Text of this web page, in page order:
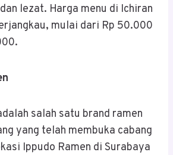
lezat. Harga menu di Ichiran
mulai dari Rp 50.000
salah satu brand ramen
yang telah membuka cabang
Ippudo Ramen di Surabaya